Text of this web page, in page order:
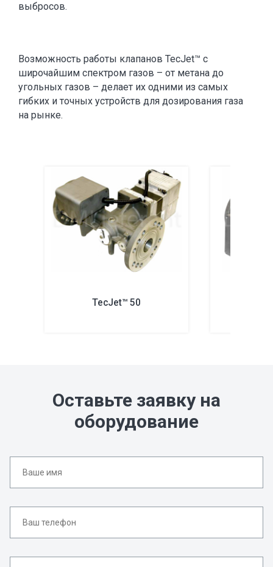
выбросов.
Возможность работы клапанов TecJet™ с
широчайшим спектром газов – от метана до
угольных газов – делает их одними из самых
гибких и точных устройств для дозирования газа
на рынке.
TecJet™ 50
Оставьте заявку на
оборудование